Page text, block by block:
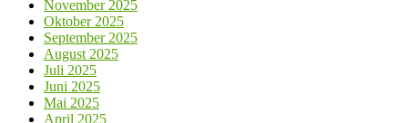
November 2025
Oktober 2025
September 2025
August 2025
Juli 2025
Juni 2025
Mai 2025
April 2025